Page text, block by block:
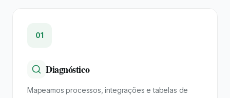
01
Diagnóstico
Mapeamos processos, integrações e tabelas de